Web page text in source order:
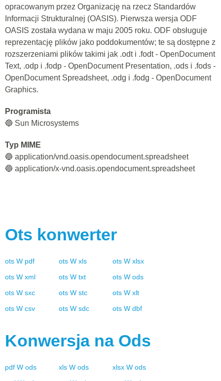
opracowanym przez Organizację na rzecz Standardów
Informacji Strukturalnej (OASIS). Pierwsza wersja ODF
OASIS została wydana w maju 2005 roku. ODF obsługuje
reprezentację plików jako poddokumentów; te są dostępne z
rozszerzeniami plików takimi jak .odt i .fodt - OpenDocument
Text, .odp i .fodp - OpenDocument Presentation, .ods i .fods -
OpenDocument Spreadsheet, .odg i .fodg - OpenDocument
Graphics.
Programista
🔵 Sun Microsystems
Typ MIME
🔵 application/vnd.oasis.opendocument.spreadsheet
🔵 application/x-vnd.oasis.opendocument.spreadsheet
Ots konwerter
ots W pdf ots W xls ots W xlsx
ots W xml ots W txt ots W ods
ots W sxc ots W stc ots W xlt
ots W csv ots W sdc ots W dbf
Konwersja na Ods
pdf W ods xls W ods xlsx W ods